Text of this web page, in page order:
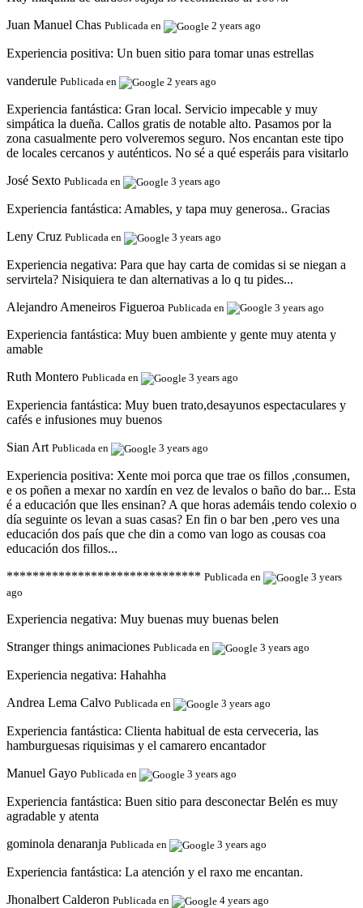
Juan Manuel Chas Publicada en 2 years ago
Experiencia positiva: Un buen sitio para tomar unas estrellas
vanderule Publicada en 2 years ago
Experiencia fantástica: Gran local. Servicio impecable y muy
simpática la dueña. Callos gratis de notable alto. Pasamos por la
zona casualmente pero volveremos seguro. Nos encantan este tipo
de locales cercanos y auténticos. No sé a qué esperáis para visitarlo
José Sexto Publicada en 3 years ago
Experiencia fantástica: Amables, y tapa muy generosa.. Gracias
Leny Cruz Publicada en 3 years ago
Experiencia negativa: Para que hay carta de comidas si se niegan a
servirtela? Nisiquiera te dan alternativas a lo q tu pides...
Alejandro Ameneiros Figueroa Publicada en 3 years ago
Experiencia fantástica: Muy buen ambiente y gente muy atenta y
amable
Ruth Montero Publicada en 3 years ago
Experiencia fantástica: Muy buen trato,desayunos espectaculares y
cafés e infusiones muy buenos
Sian Art Publicada en 3 years ago
Experiencia positiva: Xente moi porca que trae os fillos ,consumen,
e os poñen a mexar no xardín en vez de levalos o baño do bar... Esta
é a educación que lles ensinan? A que horas ademáis tendo colexio o
día seguinte os levan a suas casas? En fin o bar ben ,pero ves una
educación dos país que che din a como van logo as cousas coa
educación dos fillos...
****************************** Publicada en
3 years
ago
Experiencia negativa: Muy buenas muy buenas belen
Stranger things animaciones Publicada en 3 years ago
Experiencia negativa: Hahahha
Andrea Lema Calvo Publicada en 3 years ago
Experiencia fantástica: Clienta habitual de esta cerveceria, las
hamburguesas riquisimas y el camarero encantador
Manuel Gayo Publicada en 3 years ago
Experiencia fantástica: Buen sitio para desconectar Belén es muy
agradable y atenta
gominola denaranja Publicada en 3 years ago
Experiencia fantástica: La atención y el raxo me encantan.
Jhonalbert Calderon Publicada en 4 years ago